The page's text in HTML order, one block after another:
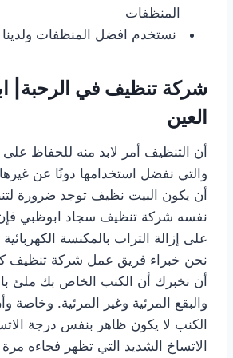
المنظفات
نستخدم افضل المنظفات
شركة تنظيف في الرحبة|
العين
أن التنظيف أمر لابد منه للحفاظ على
والتي نفضل استخدامها دونًا عن
أن يكون البيت نظيف توجد ضرورة
نفسه شركة تنظيف سجاد ابوظبي
على إزالة التراب بالمكنسة
نحن خبراء فريق عمل شركة تنظيف
أن نخبرك أن الكنب الخاص بك ملئ
والبقع المرئية وغير المرئية. وخاصة
الكنب لا يكون ظاهر بنفس درجة
الاتساخ الشديد التي تظهر فجاءه